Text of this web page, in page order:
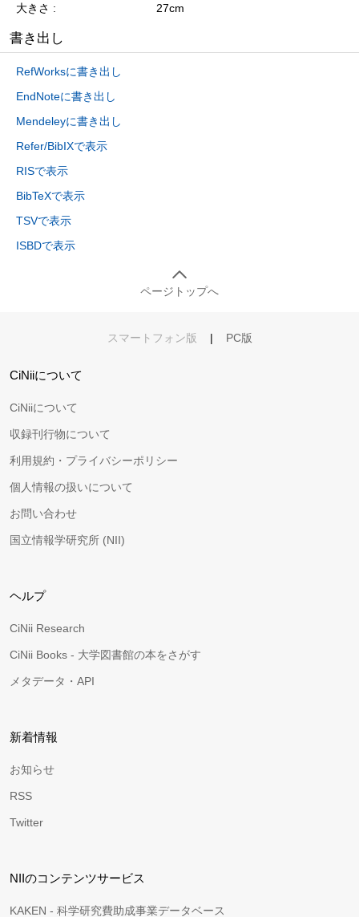
大きさ
27cm
書き出し
RefWorksに書き出し
EndNoteに書き出し
Mendeleyに書き出し
Refer/BibIXで表示
RISで表示
BibTeXで表示
TSVで表示
ISBDで表示
ページトップへ
スマートフォン版 | PC版
CiNiiについて
CiNiiについて
収録刊行物について
利用規約・プライバシーポリシー
個人情報の扱いについて
お問い合わせ
国立情報学研究所 (NII)
ヘルプ
CiNii Research
CiNii Books - 大学図書館の本をさがす
メタデータ・API
新着情報
お知らせ
RSS
Twitter
NIIのコンテンツサービス
KAKEN - 科学研究費助成事業データベース